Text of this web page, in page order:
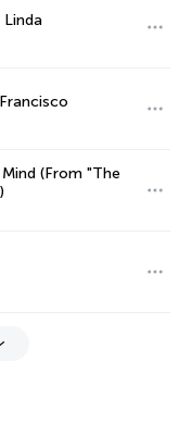
Linda
(From "The